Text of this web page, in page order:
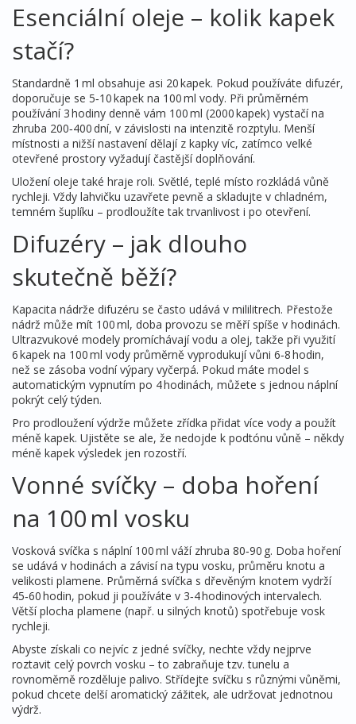
Esenciální oleje – kolik kapek
stačí?
Standardně 1 ml obsahuje asi 20 kapek. Pokud používáte difuzér,
doporučuje se 5‑10 kapek na 100 ml vody. Při průměrném
používání 3 hodiny denně vám 100 ml (2000 kapek) vystačí na
zhruba 200‑400 dní, v závislosti na intenzitě rozptylu. Menší
místnosti a nižší nastavení dělají z kapky víc, zatímco velké
otevřené prostory vyžadují častější doplňování.
Uložení oleje také hraje roli. Světlé, teplé místo rozkládá vůně
rychleji. Vždy lahvičku uzavřete pevně a skladujte v chladném,
temném šuplíku – prodloužíte tak trvanlivost i po otevření.
Difuzéry – jak dlouho
skutečně běží?
Kapacita nádrže difuzéru se často udává v mililitrech. Přestože
nádrž může mít 100 ml, doba provozu se měří spíše v hodinách.
Ultrazvukové modely promíchávají vodu a olej, takže při využití
6 kapek na 100 ml vody průměrně vyprodukují vůni 6‑8 hodin,
než se zásoba vodní výpary vyčerpá. Pokud máte model s
automatickým vypnutím po 4 hodinách, můžete s jednou náplní
pokrýt celý týden.
Pro prodloužení výdrže můžete zřídka přidat více vody a použít
méně kapek. Ujistěte se ale, že nedojde k podtónu vůně – někdy
méně kapek výsledek jen rozostří.
Vonné svíčky – doba hoření
na 100 ml vosku
Vosková svíčka s náplní 100 ml váží zhruba 80‑90 g. Doba hoření
se udává v hodinách a závisí na typu vosku, průměru knotu a
velikosti plamene. Průměrná svíčka s dřevěným knotem vydrží
45‑60 hodin, pokud ji používáte v 3‑4 hodinových intervalech.
Větší plocha plamene (např. u silných knotů) spotřebuje vosk
rychleji.
Abyste získali co nejvíc z jedné svíčky, nechte vždy nejprve
roztavit celý povrch vosku – to zabraňuje tzv. tunelu a
rovnoměrně rozděluje palivo. Střídejte svíčku s různými vůněmi,
pokud chcete delší aromatický zážitek, ale udržovat jednotnou
výdrž.